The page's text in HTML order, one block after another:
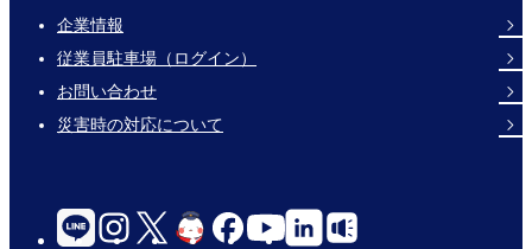
Footer
Links
企業情報
従業員駐車場（ログイン）
お問い合わせ
災害時の対応について
social-